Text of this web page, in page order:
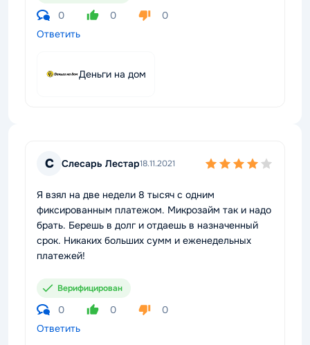
0 0
0
Ответить
Деньги на дом
С Слесарь Лестар18.11.2021
Я взял на две недели 8 тысяч с одним
фиксированным платежом. Микрозайм так и надо
брать. Берешь в долг и отдаешь в назначенный
срок. Никаких больших сумм и еженедельных
платежей!
Верифицирован
0 0
0
Ответить